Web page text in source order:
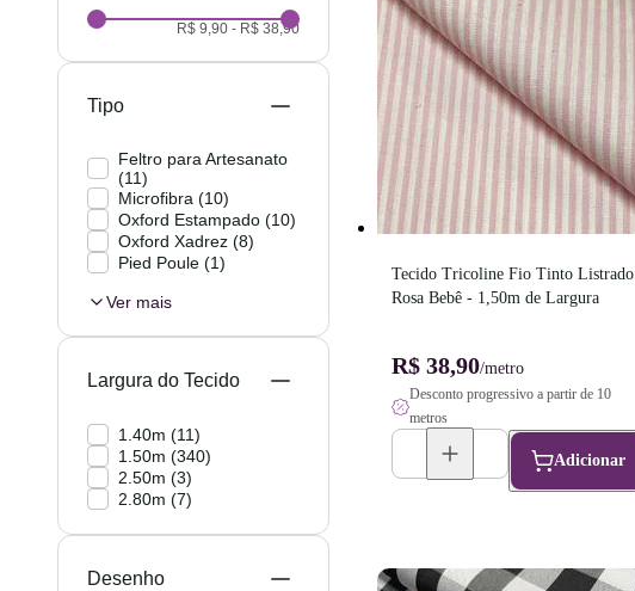
R$ 9,90 - R$ 38,90
Tipo
Feltro para Artesanato
(11)
Microfibra (10)
Oxford Estampado (10)
Oxford Xadrez (8)
Pied Poule (1)
Ver mais
Largura do Tecido
1.40m (11)
1.50m (340)
2.50m (3)
2.80m (7)
Desenho
Tecido Tricoline Fio Tinto Listrado
Rosa Bebê - 1,50m de Largura
R$ 38,90/metro
Desconto progressivo a partir de 10
metros
Adicionar